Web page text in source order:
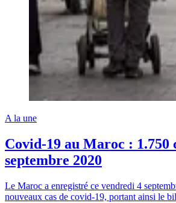
A la une
Covid-19 au Maroc : 1.750
septembre 2020
Le Maroc a enregistré ce vendredi 4
nouveaux cas de covid-19, portant ainsi le